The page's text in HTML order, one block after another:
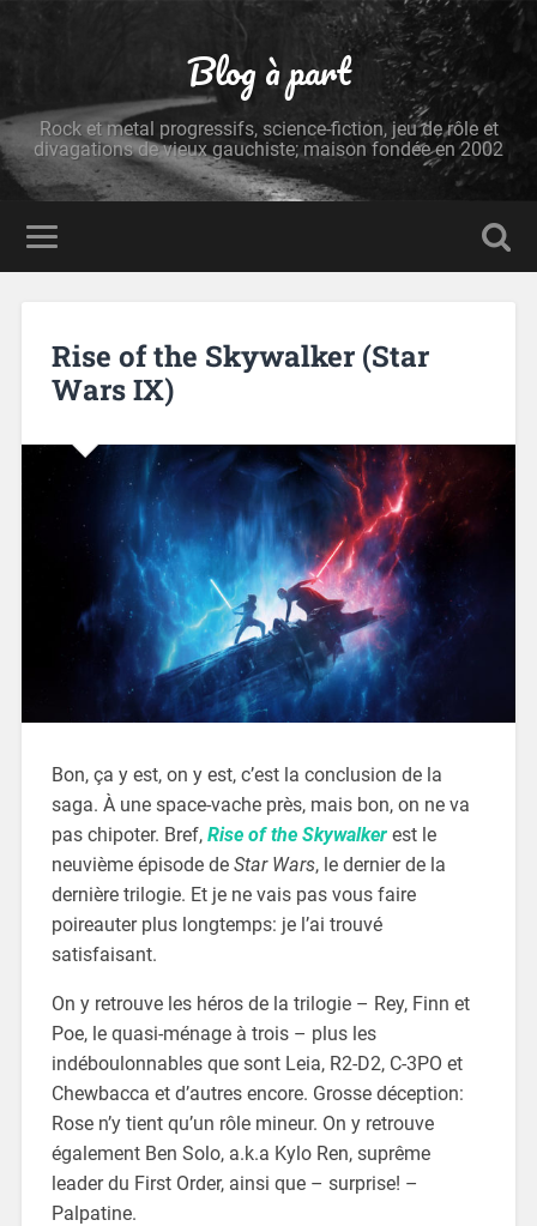
Blog à part
Rock et metal progressifs, science-fiction, jeu de rôle et
divagations de vieux gauchiste; maison fondée en 2002
Rise of the Skywalker (Star
Wars IX)
Bon, ça y est, on y est, c’est la conclusion de la
saga. À une space-vache près, mais bon, on ne va
pas chipoter. Bref, Rise of the Skywalkerest le
neuvième épisode de Star Wars, le dernier de la
dernière trilogie. Et je ne vais pas vous faire
poireauter plus longtemps: je l’ai trouvé
satisfaisant.
On y retrouve les héros de la trilogie – Rey, Finn et
Poe, le quasi-ménage à trois – plus les
indéboulonnables que sont Leia, R2-D2, C-3PO et
Chewbacca et d’autres encore. Grosse déception:
Rose n’y tient qu’un rôle mineur. On y retrouve
également Ben Solo, a.k.a Kylo Ren, suprême
leader du First Order, ainsi que – surprise! –
Palpatine.